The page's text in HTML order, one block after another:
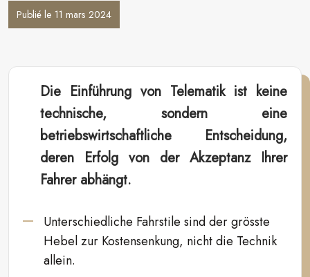
Publié le 11 mars 2024
Die Einführung von Telematik ist keine
technische, sondern eine
betriebswirtschaftliche Entscheidung,
deren Erfolg von der Akzeptanz Ihrer
Fahrer abhängt.
Unterschiedliche Fahrstile sind der grösste
Hebel zur Kostensenkung, nicht die Technik
allein.